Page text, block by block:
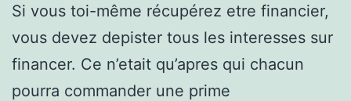
Si vous toi-même récupérez etre financier,
vous devez depister tous les interesses sur
financer. Ce n’etait qu’apres qui chacun
pourra commander une prime